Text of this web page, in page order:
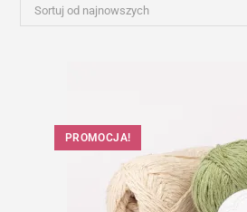
Sortuj od najnowszych
PROMOCJA!